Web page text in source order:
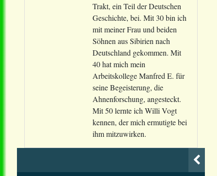
Trakt, ein Teil der Deutschen
Geschichte, bei. Mit 30 bin ich
mit meiner Frau und beiden
Söhnen aus Sibirien nach
Deutschland gekommen. Mit
40 hat mich mein
Arbeitskollege Manfred E. für
seine Begeisterung, die
Ahnenforschung, angesteckt.
Mit 50 lernte ich Willi Vogt
kennen, der mich ermutigte bei
ihm mitzuwirken.